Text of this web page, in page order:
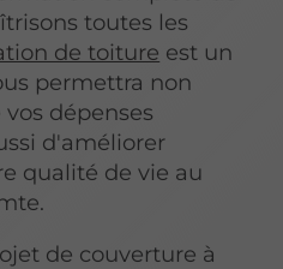
toutes les
de toiture est un
permettra non
dépenses
d'améliorer
qualité de vie au
de couverture à